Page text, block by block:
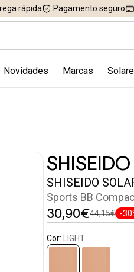
rápida Pagamento seguro
Novidades Marcas
SHISEIDO
SHISEIDO
Sports BB
30,90€44,15€ -
Cor: LIGHT